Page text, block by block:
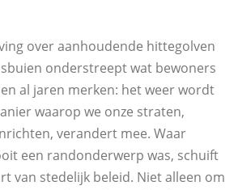
over aanhoudende hittegolven
onderstreept wat bewoners
al jaren merken: het weer wordt
waarop we onze straten,
verandert mee. Waar
een randonderwerp was, schuift
van stedelijk beleid. Niet alleen om